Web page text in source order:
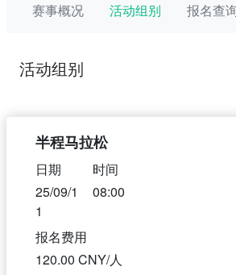
赛事概况 活动组别 报名查
活动组别
半程马拉松
日期
25/09/1
1
时间
08:00
报名费用
120.00 CNY/人